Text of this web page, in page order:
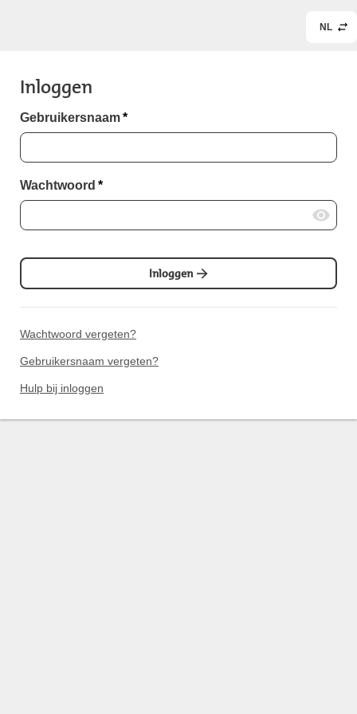
NL
Inloggen
Gebruikersnaam*
Wachtwoord *
Inloggen
Wachtwoord vergeten?
Gebruikersnaam vergeten?
Hulp bij inloggen